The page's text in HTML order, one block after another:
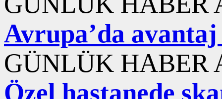
Avrupa’da
GÜNLÜK HABER
Özel hastanede